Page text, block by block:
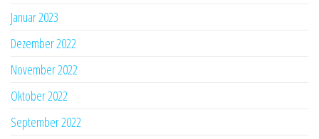
Januar 2023
Dezember 2022
November 2022
Oktober 2022
September 2022